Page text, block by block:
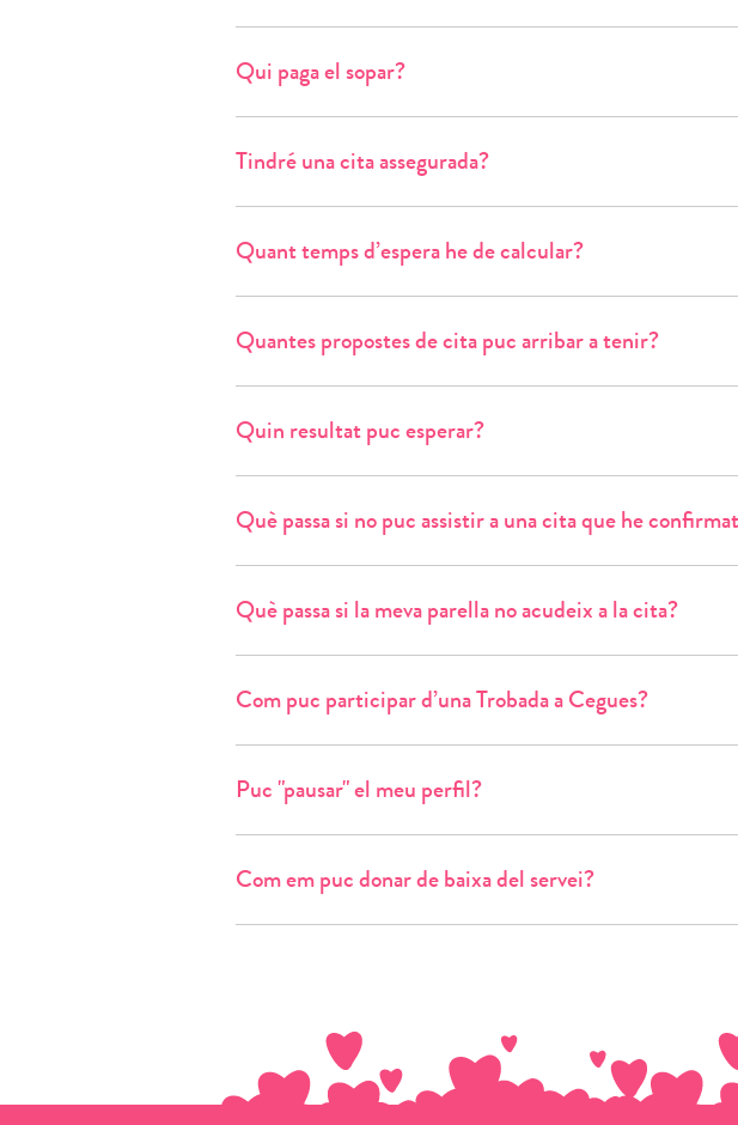
Qui paga el sopar?
Tindré una cita assegurada?
Quant temps d’espera he de calcular?
Quantes propostes de cita puc arribar a tenir?
Quin resultat puc esperar?
Què passa si no puc assistir a una cita que he
Què passa si la meva parella no acudeix a la cita?
Com puc participar d’una Trobada a Cegues?
Puc "pausar" el meu perfil?
Com em puc donar de baixa del servei?